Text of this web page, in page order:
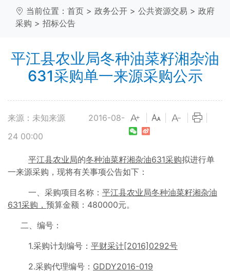
当前位置： 首页 > 政务公开 > 公共资源交易 > 政府
采购 > 招标公告
平江县农业局冬种油菜籽湘杂油
631采购单一来源采购公示
来源：未知来源
2016-08-
24 00:00
平江县农业局的冬种油菜籽湘杂油631采购拟进行单
一来源采购，现将有关事项公告如下：
一、采购项目名称： 平江县农业局冬种油菜籽湘杂油
631采购， 预算金额：480000元。
二、编号：
1.采购计划编号： 平财采计[2016]0292号
2.采购代理编号： GDDY2016-019